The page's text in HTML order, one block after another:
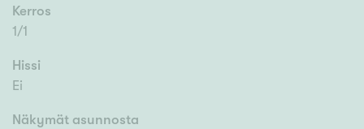
Kerros
1/1
Hissi
Ei
Näkymät asunnosta